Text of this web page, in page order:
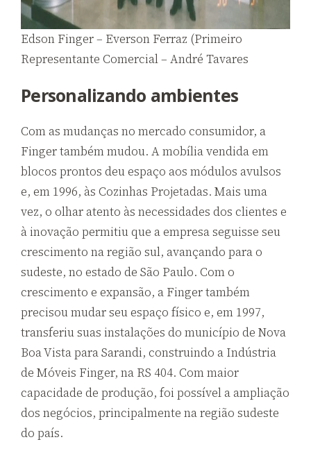
Edson Finger – Everson Ferraz (Primeiro
Representante Comercial – André Tavares
Personalizando ambientes
Com as mudanças no mercado consumidor, a
Finger também mudou. Amobília vendida em
blocos prontos deu espaço aos módulos avulsos
e, em 1996, às Cozinhas Projetadas. Mais uma
vez, o olhar atento às necessidades dos clientes e
à inovação permitiu que a empresa seguisse seu
crescimento na região sul, avançando para o
sudeste, no estado de São Paulo. Com o
crescimento e expansão, a Finger também
precisou mudar seu espaço físico e, em 1997,
transferiu suas instalações do município de Nova
Boa Vista para Sarandi, construindo a Indústria
de Móveis Finger, na RS 404. Com maior
capacidade de produção, foi possível a ampliação
dos negócios, principalmente na região sudeste
do país.